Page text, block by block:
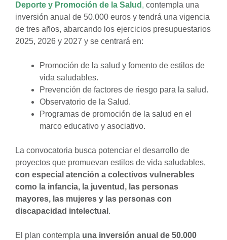
Deporte y Promoción de la Salud , contempla una
inversión anual de 50.000 euros y tendrá una vigencia
de tres años, abarcando los ejercicios presupuestarios
2025, 2026 y 2027 y se centrará en:
Promoción de la salud y fomento de estilos de
vida saludables.
Prevención de factores de riesgo para la salud.
Observatorio de la Salud.
Programas de promoción de la salud en el
marco educativo y asociativo.
La convocatoria busca potenciar el desarrollo de
proyectos que promuevan estilos de vida saludables,
con especial atención a colectivos vulnerables
como la infancia, la juventud, las personas
mayores, las mujeres y las personas con
discapacidad intelectual .
El plan contempla una inversión anual de 50.000